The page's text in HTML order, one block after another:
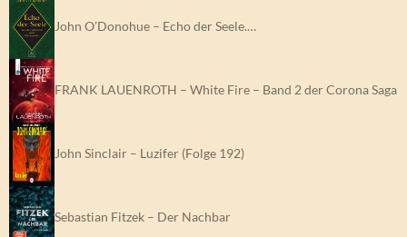
John O’Donohue – Echo der Seele.…
FRANK LAUENROTH – White Fire – Band 2 der Corona Saga
John Sinclair – Luzifer (Folge 192)
Sebastian Fitzek – Der Nachbar